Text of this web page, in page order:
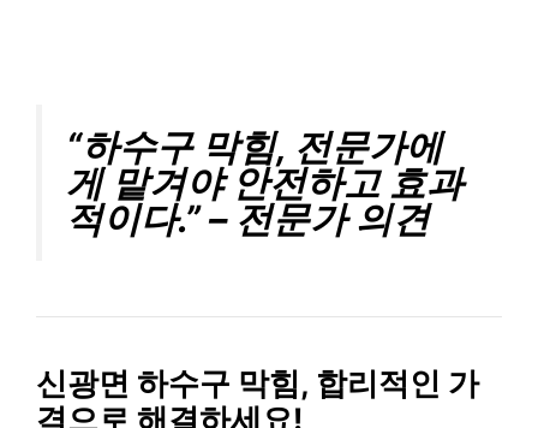
“하수구 막힘, 전문가에
게 맡겨야 안전하고 효과
적이다.” – 전문가 의견
신광면 하수구 막힘, 합리적인 가
격으로 해결하세요!